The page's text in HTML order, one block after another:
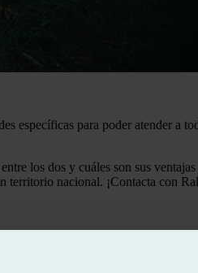
para poder atender a
los dos y cuáles son sus
nacional. ¡Contacta con
por el horno para templarlo más o
al final del proceso, se logrará